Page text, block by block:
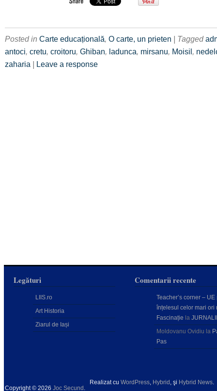
Posted in Carte educațională, O carte, un prieten | Tagged
antoci, cretu, croitoru, Ghiban, ladunca, mirsanu, Moisil,
zaharia | Leave a response
Legături
LIIS.ro
Art Historia
Ziarul de Iași
Comentarii recente
Teacher’s corner – UE
înțelesul celor mari ori
Fascinație la
Moldovanu Ovidiu la
Pas
Copyright © 2026 Joc Secund .
Realizat cu WordPress, Hybrid , şi Hybrid News.